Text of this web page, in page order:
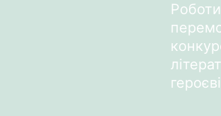
Роботи